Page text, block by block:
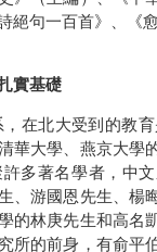
絕句一百首》、《
實基礎
在北大受到的教
華大學、燕京大學
多著名學者，中
、游國恩先生、楊
的林庚先生和高名
所的前身，有俞平